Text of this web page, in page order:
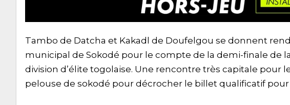
Tambo de Datcha et Kakadl de Doufelgou se donnent
municipal de Sokodé pour le compte de la demi-finale de
division d’élite togolaise. Une rencontre très capitale pour
pelouse de sokodé pour décrocher le billet qualificatif